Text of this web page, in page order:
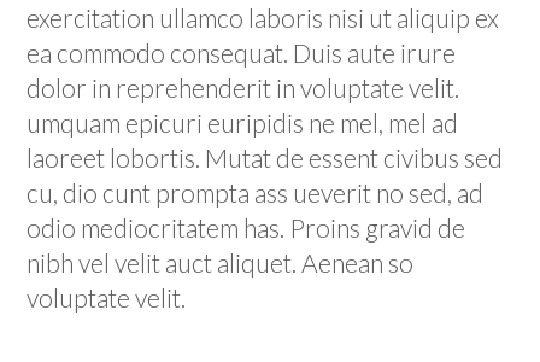
exercitation ullamco laboris nisi ut aliquip ex
ea commodo consequat. Duis aute irure
dolor in reprehenderit in voluptate velit.
umquam epicuri euripidis ne mel, mel ad
laoreet lobortis. Mutat de essent civibus sed
cu, dio cunt prompta ass ueverit no sed, ad
odio mediocritatem has. Proins gravid de
nibh vel velit auct aliquet. Aenean so
voluptate velit.